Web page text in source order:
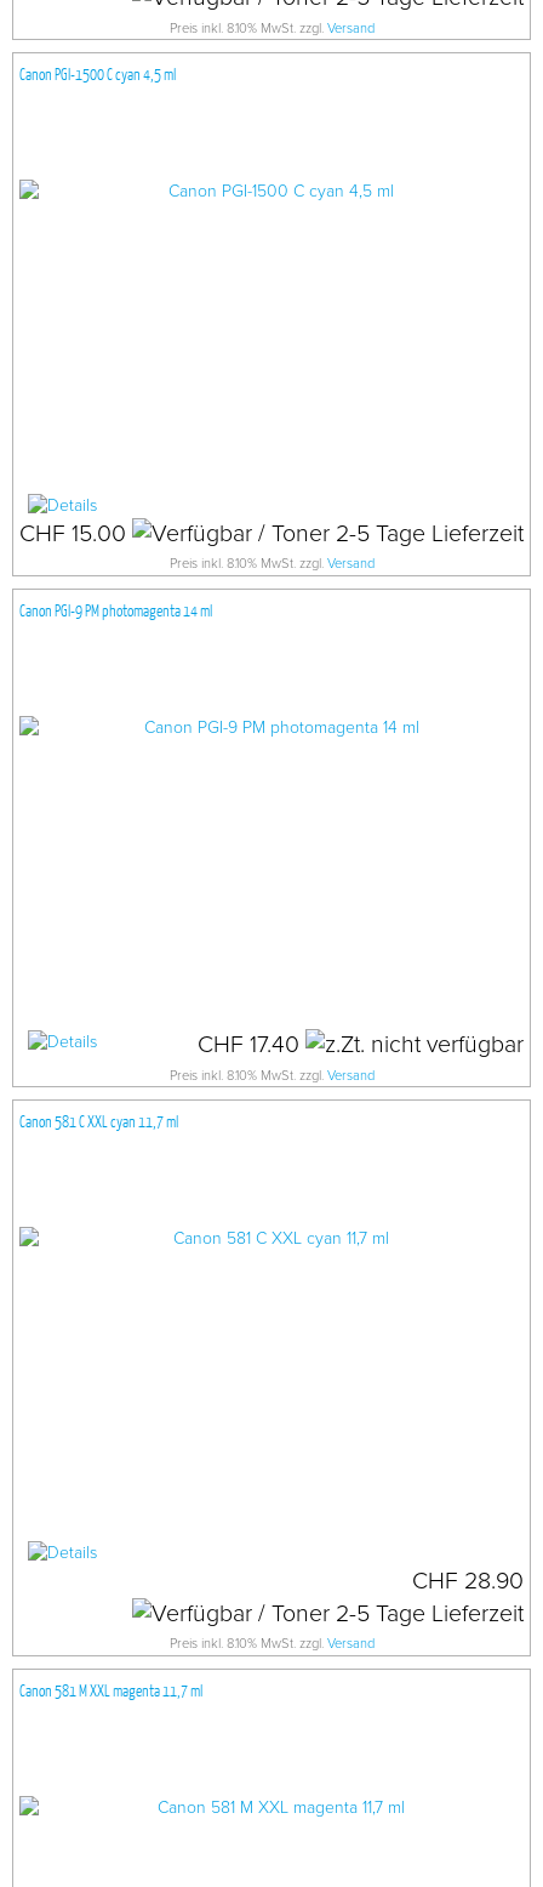
Preis inkl. 8.10% MwSt. zzgl. Versand
Canon PGI-1500 C cyan 4,5 ml
CHF 15.00
Preis inkl. 8.10% MwSt. zzgl. Versand
Canon PGI-9 PM photomagenta 14 ml
CHF 17.40
Preis inkl. 8.10% MwSt. zzgl. Versand
Canon 581 C XXL cyan 11,7 ml
CHF 28.90
Preis inkl. 8.10% MwSt. zzgl. Versand
Canon 581 M XXL magenta 11,7 ml